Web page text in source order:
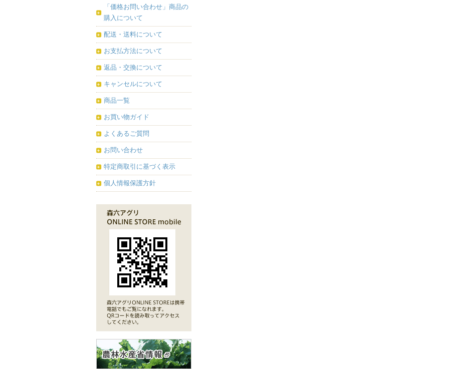
「価格お問い合わせ」商品の
購入について
配送・送料について
お支払方法について
返品・交換について
キャンセルについて
商品一覧
お買い物ガイド
よくあるご質問
お問い合わせ
特定商取引に基づく表示
個人情報保護方針